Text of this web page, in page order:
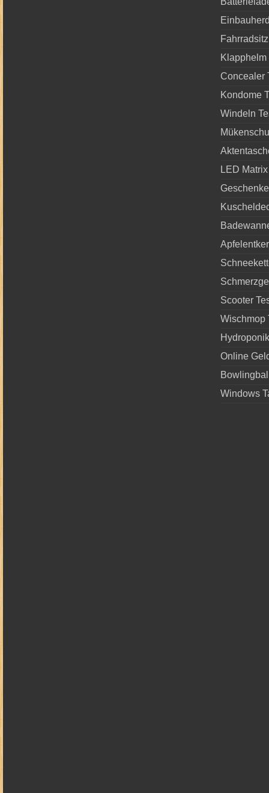
Klapphelm
Concealer
Kondome
Windeln
LED Matrix
Scooter
Wischmop
Online
Windows